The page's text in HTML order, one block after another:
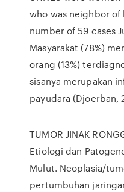
who was neighbor
number of 59 cases
Masyarakat (78%)
orang (13%)
sisanya merupakan
payudara (Djoerban,
TUMOR JINAK
Etiologi dan
Mulut. Neoplasia/
pertumbuhan